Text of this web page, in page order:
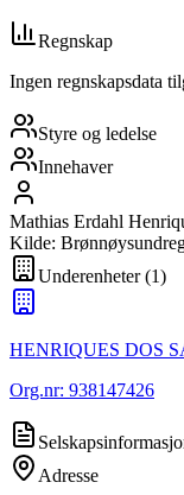
Regnskap
Ingen regnskapsdata
Styre og ledelse
Innehaver
Mathias Erdahl
Kilde:
Underenheter(1)
HENRIQUES DOS
Org.nr: 938147426
Adresse